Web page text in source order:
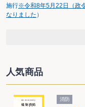
施行※令和8年5月22日（政
なりました ）
人気商品
消防